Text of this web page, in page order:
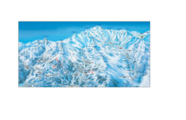
plusieurs
variations.
Les
options